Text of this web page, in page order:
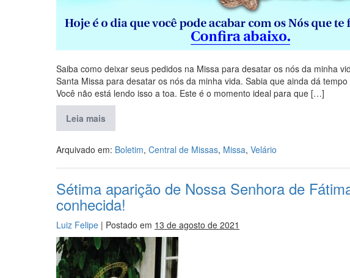
Saiba como deixar seus pedidos na Missa para desatar os nós da minha
Santa Missa para desatar os nós da minha vida. Sabia que ainda dá
Você não está lendo isso a toa. Este é o momento ideal para que […]
Leia mais
Arquivado em: Boletim, Central de Missas, Missa, Velário
Sétima aparição de Nossa Senhora de
conhecida!
Luiz Felipe | Postado em 13 de agosto de 2021